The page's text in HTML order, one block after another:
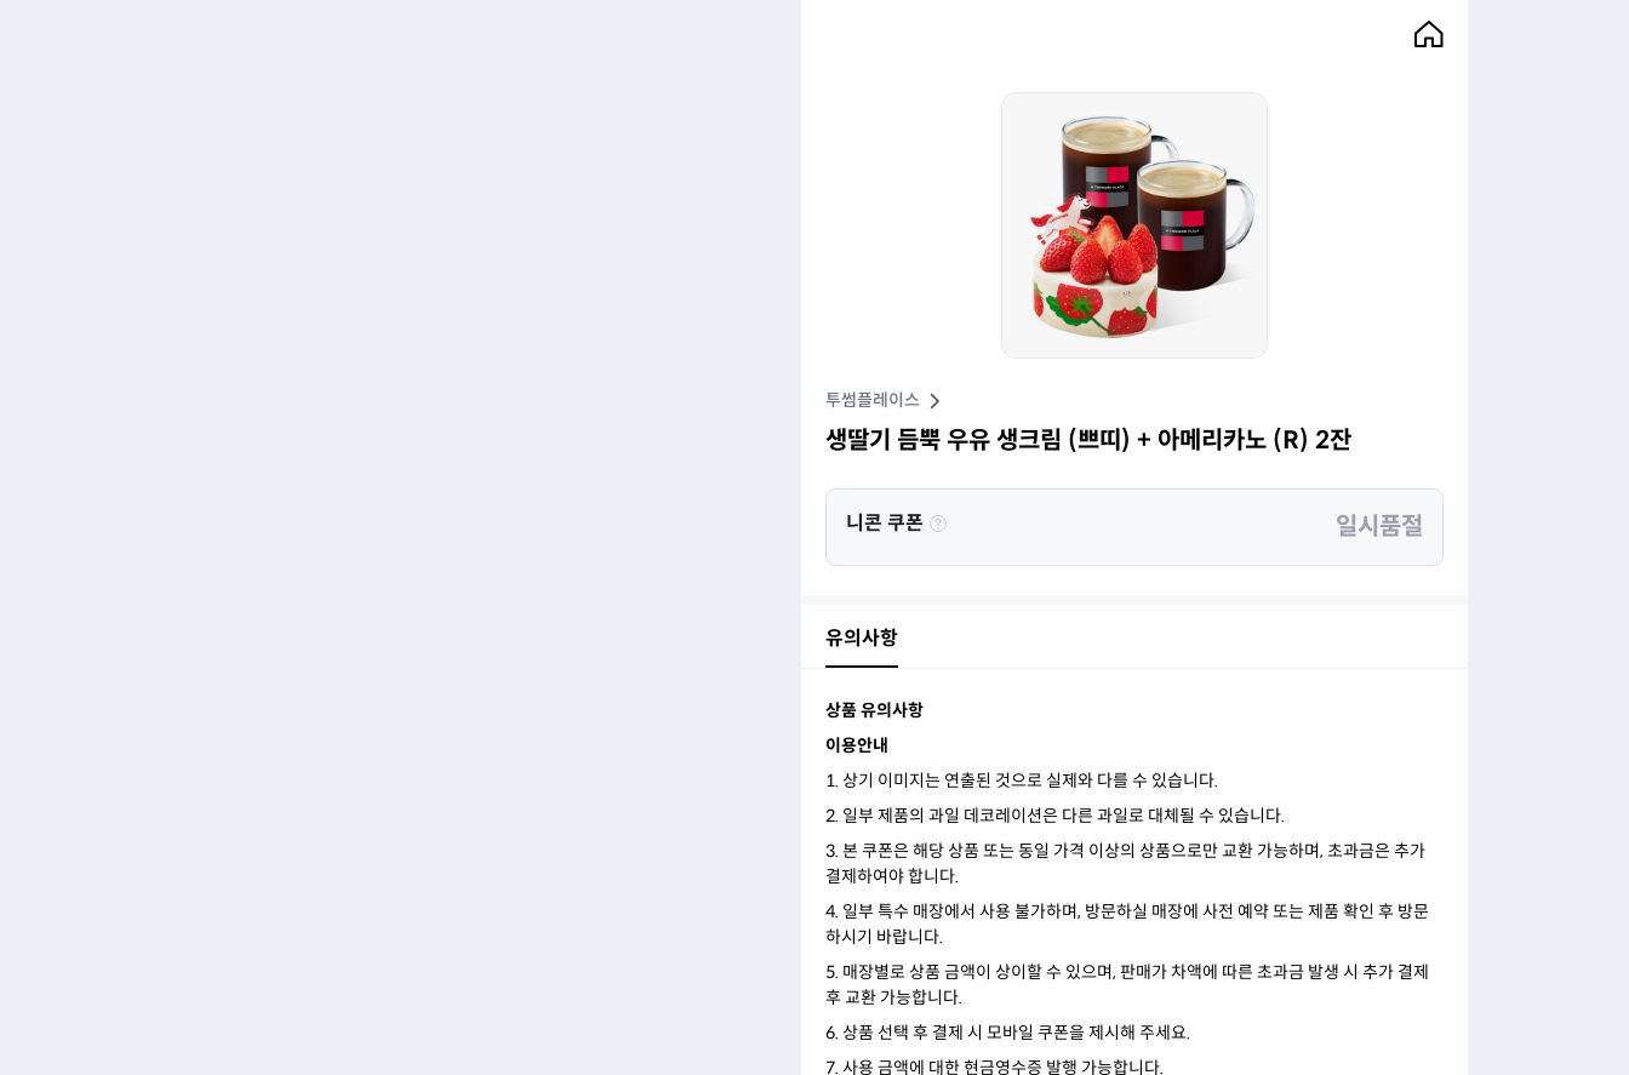
투썸플레이스
생딸기 듬뿍 우유 생크림 (쁘띠) + 아메리카노 (R) 2잔
니콘 쿠폰 일시품절
유의사항
상품 유의사항
이용안내
1. 상기 이미지는 연출된 것으로 실제와 다를 수 있습니다.
2. 일부 제품의 과일 데코레이션은 다른 과일로 대체될 수 있습니다.
3. 본 쿠폰은 해당 상품 또는 동일 가격 이상의 상품으로만 교환 가능하며, 초과금은 추가
결제하여야 합니다.
4. 일부 특수 매장에서 사용 불가하며, 방문하실 매장에 사전 예약 또는 제품 확인 후 방문
하시기 바랍니다.
5. 매장별로 상품 금액이 상이할 수 있으며, 판매가 차액에 따른 초과금 발생 시 추가 결제
후 교환 가능합니다.
6. 상품 선택 후 결제 시 모바일 쿠폰을 제시해 주세요.
7. 사용 금액에 대한 현금영수증 발행 가능합니다.